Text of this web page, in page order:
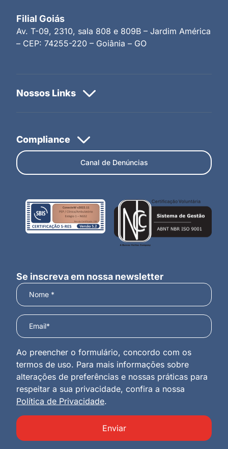
Filial Goiás
Av. T-09, 2310, sala 808 e 809B – Jardim América
– CEP: 74255-220 – Goiânia – GO
Canal de Denúncias
Se inscreva em nossa newsletter
Ao preencher o formulário, concordo com os
termos de uso. Para mais informações sobre
alterações de preferências e nossas práticas para
respeitar a sua privacidade, confira a nossa
Política de Privacidade.
Enviar